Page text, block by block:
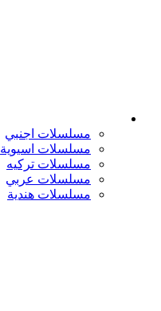
مسلسلات اجنبي
مسلسلات اسيوية
مسلسلات تركيه
مسلسلات عربي
مسلسلات هندية